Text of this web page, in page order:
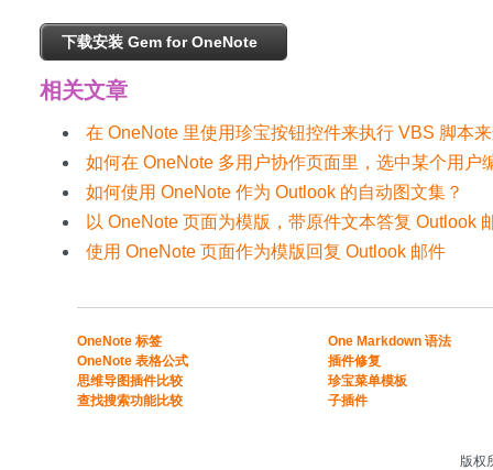
下载安装 Gem for OneNote
相关文章
在 OneNote 里使用珍宝按钮控件来执行 VBS 脚本
如何在 OneNote 多用户协作页面里，选中某个用户
如何使用 OneNote 作为 Outlook 的自动图文集？
以 OneNote 页面为模版，带原件文本答复 Outlook
使用 OneNote 页面作为模版回复 Outlook 邮件
​​OneNote 标签
OneNote 表格公式​
​思维导图插件比较​
​查找搜索功能比较​
One Markdown 语法
插件修复
珍宝菜单模板
子插件
版权